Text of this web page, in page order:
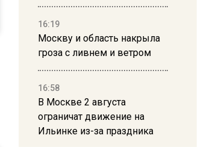
16:19
Москву и область накрыла
гроза с ливнем и ветром
16:58
В Москве 2 августа
ограничат движение на
Ильинке из-за праздника